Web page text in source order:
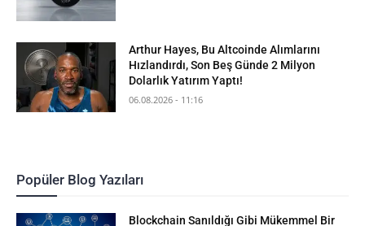
Arthur Hayes, Bu Altcoinde Alımlarını
Hızlandırdı, Son Beş Günde 2 Milyon
Dolarlık Yatırım Yaptı!
06.08.2026 - 11:16
Popüler Blog Yazıları
Blockchain Sanıldığı Gibi Mükemmel Bir